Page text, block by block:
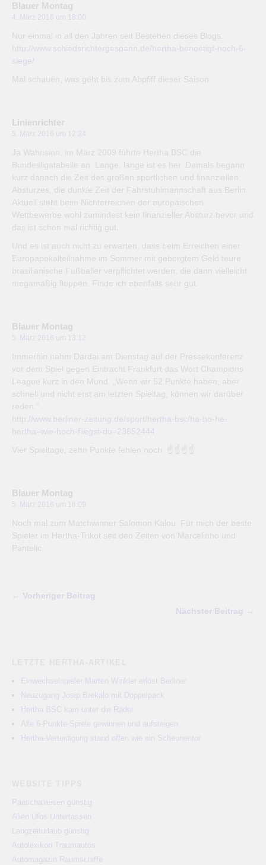
Blauer Montag
4. März 2016 um 18:00
Nur einmal in all den Jahren seit Bestehen dieses Blogs.
http://www.schiedsrichtergespann.de/hertha-benoetigt-noch-6-
siege/
Mal schauen, was geht bis zum Abpfiff dieser Saison
Linienrichter
5. März 2016 um 12:24
Ja Wahnsinn, im März 2009 führte Hertha BSC die
Bundesligatabelle an. Lange, lange ist es her. Damals begann
kurz danach die Zeit des großen sportlichen und finanziellen
Absturzes, die dunkle Zeit der Fahrstuhlmannschaft aus Berlin.
Aktuell steht beim Nichterreichen der europäischen
Wettbewerbe wohl zumindest kein finanzieller Absturz bevor und
das ist schon mal richtig gut.
Und es ist auch nicht zu erwarten, dass beim Erreichen einer
Europapokalteilnahme im Sommer mit geborgtem Geld teure
brasilianische Fußballer verpflichtet werden, die dann vielleicht
megamäßig floppen. Finde ich ebenfalls sehr gut.
Blauer Montag
5. März 2016 um 13:12
Immerhin nahm Dardai am Dienstag auf der Pressekonferenz
vor dem Spiel gegen Eintracht Frankfurt das Wort Champions
League kurz in den Mund. „Wenn wir 52 Punkte haben, aber
schnell und nicht erst am letzten Spieltag, können wir darüber
reden.“
http://www.berliner-zeitung.de/sport/hertha-bsc/ha-ho-he-
hertha–wie-hoch-fliegst-du–23652444
Vier Spieltage, zehn Punkte fehlen noch. ☝☝☝☝
Blauer Montag
5. März 2016 um 16:09
Noch mal zum Matchwinner Salomon Kalou: Für mich der beste
Spieler im Hertha-Trikot seit den Zeiten von Marcelinho und
Pantelic.
← Vorheriger Beitrag
Nächster Beitrag →
Einwechselspieler Marten Winkler erlöst Berliner
Neuzugang Josip Brekalo mit Doppelpack
Hertha BSC kam unter die Räder
Alle 6-Punkte-Spiele gewinnen und aufsteigen
Hertha-Verteidigung stand offen wie ein Scheunentor
Pauschalreisen günstig
Alien Ufos Untertassen
Langzeiturlaub günstig
Autolexikon Traumautos
Automagazin Raumschiffe